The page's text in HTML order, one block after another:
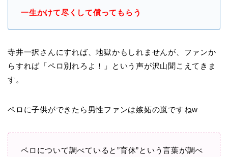
一生かけて尽くして償ってもらう
寺井一択さんにすれば、地獄かもしれませんが、ファンか
らすれば「ペロ別れろよ！」という声が沢山聞こえてきま
す。
ペロに子供ができたら男性ファンは嫉妬の嵐ですねw
ペロについて調べていると”育休”という言葉が調べ